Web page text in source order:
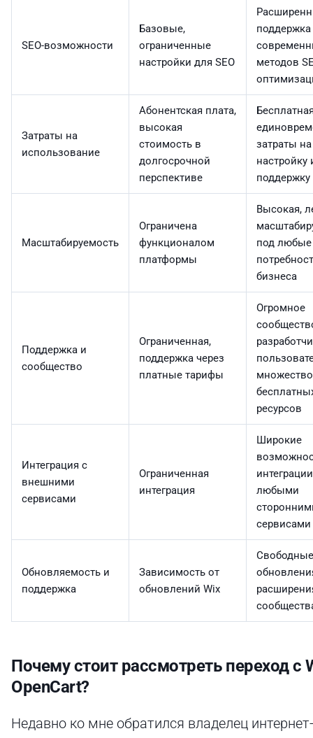
SEO-возможности
Базовые,
ограниченные
настройки для SEO
поддержка
методов
Затраты на
использование
Абонентская плата,
высокая
стоимость в
долгосрочной
перспективе
затраты на
настройку
поддержку
Масштабируемость
Ограничена
функционалом
платформы
Высокая,
под любые
бизнеса
Поддержка и
сообщество
Ограниченная,
поддержка через
платные тарифы
Огромное
множество
ресурсов
Интеграция с
внешними
сервисами
Ограниченная
интеграция
Широкие
любыми
сервисами
Обновляемость и
поддержка
Зависимость от
обновлений Wix
Свободные
Почему стоит рассмотреть переход с
OpenCart?
Недавно ко мне обратился владелец интернет-